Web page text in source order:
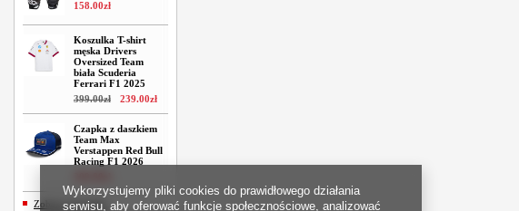
158.00zł
Koszulka T-shirt
męska Drivers
Oversized Team
biała Scuderia
Ferrari F1 2025
399.00zł 239.00zł
Czapka z daszkiem
Team Max
Verstappen Red Bull
Racing F1 2026
Zobacz wszystkie
Wykorzystujemy pliki cookies do prawidłowego działania
serwisu, aby oferować funkcje społecznościowe, analizować